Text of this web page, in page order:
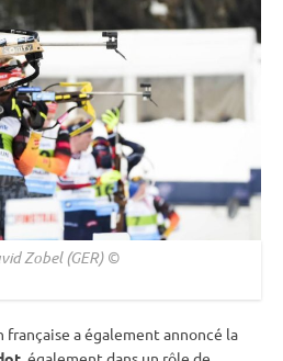
Zobel (GER) ©
française a également annoncé la